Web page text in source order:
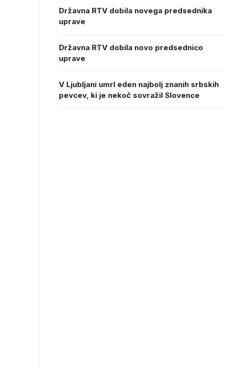
Državna RTV dobila novega predsednika
uprave
Državna RTV dobila novo predsednico
uprave
V Ljubljani umrl eden najbolj znanih srbskih
pevcev, ki je nekoč sovražil Slovence